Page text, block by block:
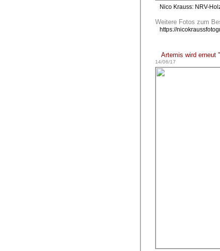
Nico Krauss: NRV-
Weitere Fotos zum
https://
Artemis wird erneut
14/06/17